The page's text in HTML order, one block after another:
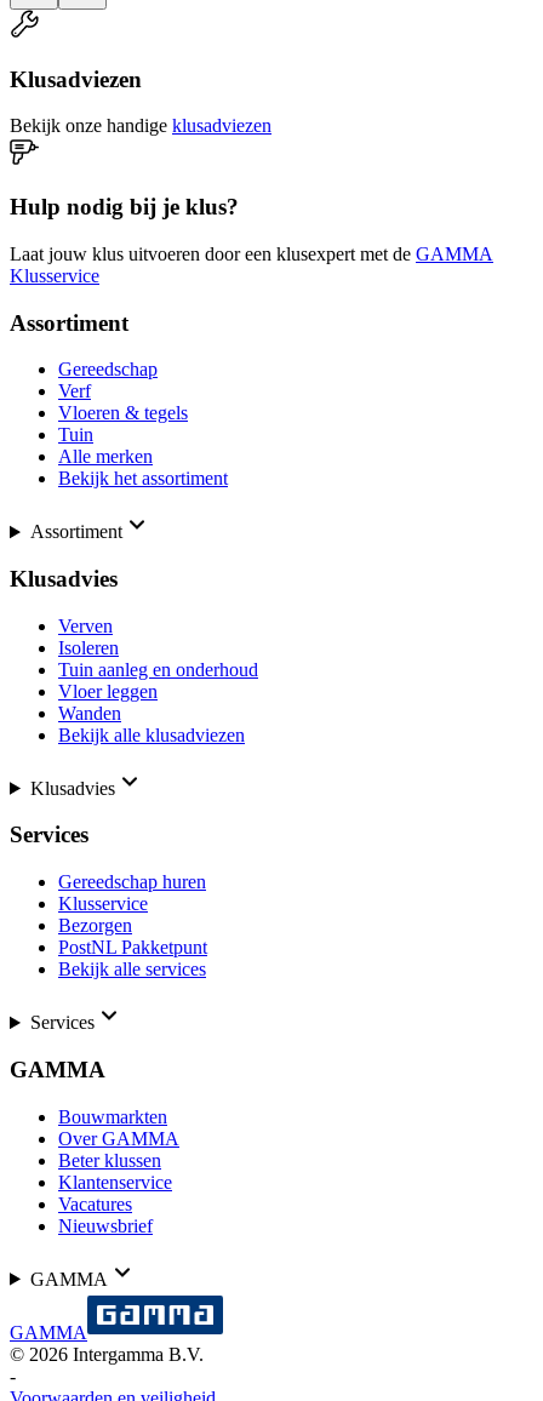
Klusadviezen
Bekijk onze handige klusadviezen
Hulp nodig bij je klus?
Laat jouw klus uitvoeren door een klusexpert met de GAMMA
Klusservice
Assortiment
Gereedschap
Verf
Vloeren & tegels
Tuin
Alle merken
Bekijk het assortiment
Assortiment
Klusadvies
Verven
Isoleren
Tuin aanleg en onderhoud
Vloer leggen
Wanden
Bekijk alle klusadviezen
Klusadvies
Services
Gereedschap huren
Klusservice
Bezorgen
PostNL Pakketpunt
Bekijk alle services
Services
GAMMA
Bouwmarkten
Over GAMMA
Beter klussen
Klantenservice
Vacatures
Nieuwsbrief
GAMMA
GAMMA
© 2026 Intergamma B.V.
-